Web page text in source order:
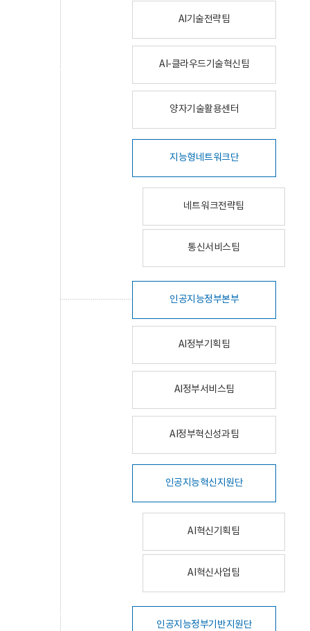
AI기술전략팀
AI-클라우드기술혁신팀
양자기술활용센터
지능형네트워크단
네트워크전략팀
통신서비스팀
인공지능정부본부
AI정부기획팀
AI정부서비스팀
AI정부혁신성과팀
인공지능혁신지원단
AI혁신기획팀
AI혁신사업팀
인공지능정부기반지원단